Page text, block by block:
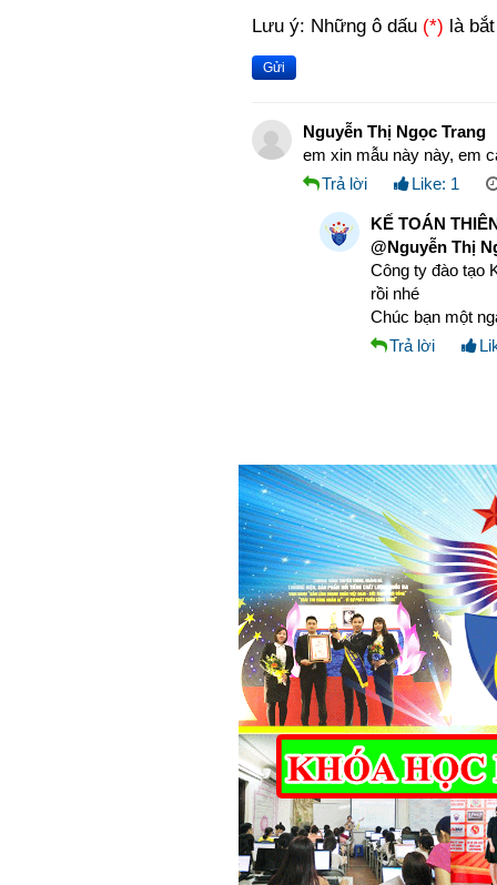
Lưu ý: Những ô dấu (*) là
Gửi
Nguyễn Thị Ngọc Trang
em xin mẫu này này, em
Trả lời
Like: 1
KẾ TOÁN
@Nguyễn Thị
Công ty đào tạo
rồi nhé
Chúc bạn một
Trả lời